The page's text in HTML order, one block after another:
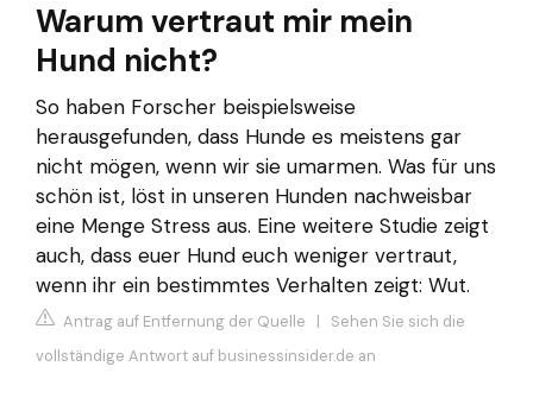
Warum vertraut mir mein
Hund nicht?
So haben Forscher beispielsweise
herausgefunden, dass Hunde es meistens gar
nicht mögen, wenn wir sie umarmen. Was für uns
schön ist, löst in unseren Hunden nachweisbar
eine Menge Stress aus. Eine weitere Studie zeigt
auch, dass euer Hund euch weniger vertraut,
wenn ihr ein bestimmtes Verhalten zeigt: Wut.
Antrag auf Entfernung der Quelle | Sehen Sie sich die
vollständige Antwort auf businessinsider.de an